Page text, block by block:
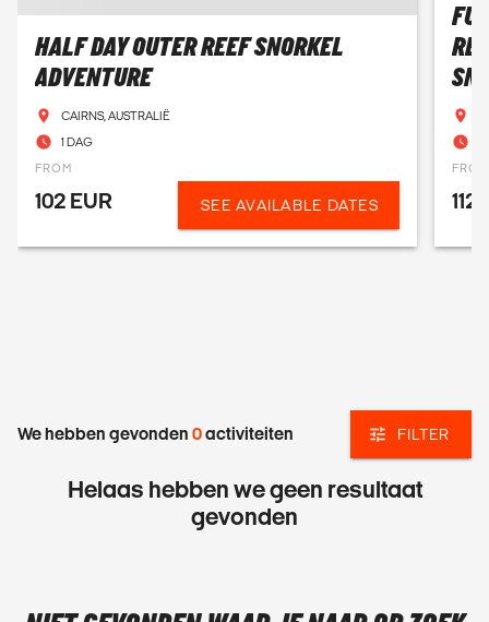
HALF DAY OUTER REEF SNORKEL
ADVENTURE
CAIRNS, AUSTRALIË
1 DAG
FROM
102 EUR SEE AVAILABLE DATES
FROM
112
We hebben gevonden 0activiteiten FILTER
Helaas hebben we geen resultaat
gevonden